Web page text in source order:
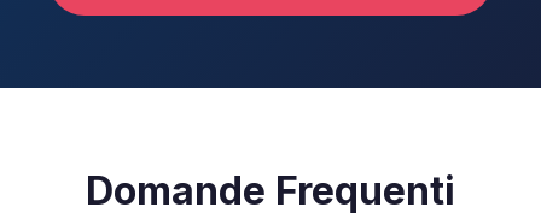
Domande Frequenti